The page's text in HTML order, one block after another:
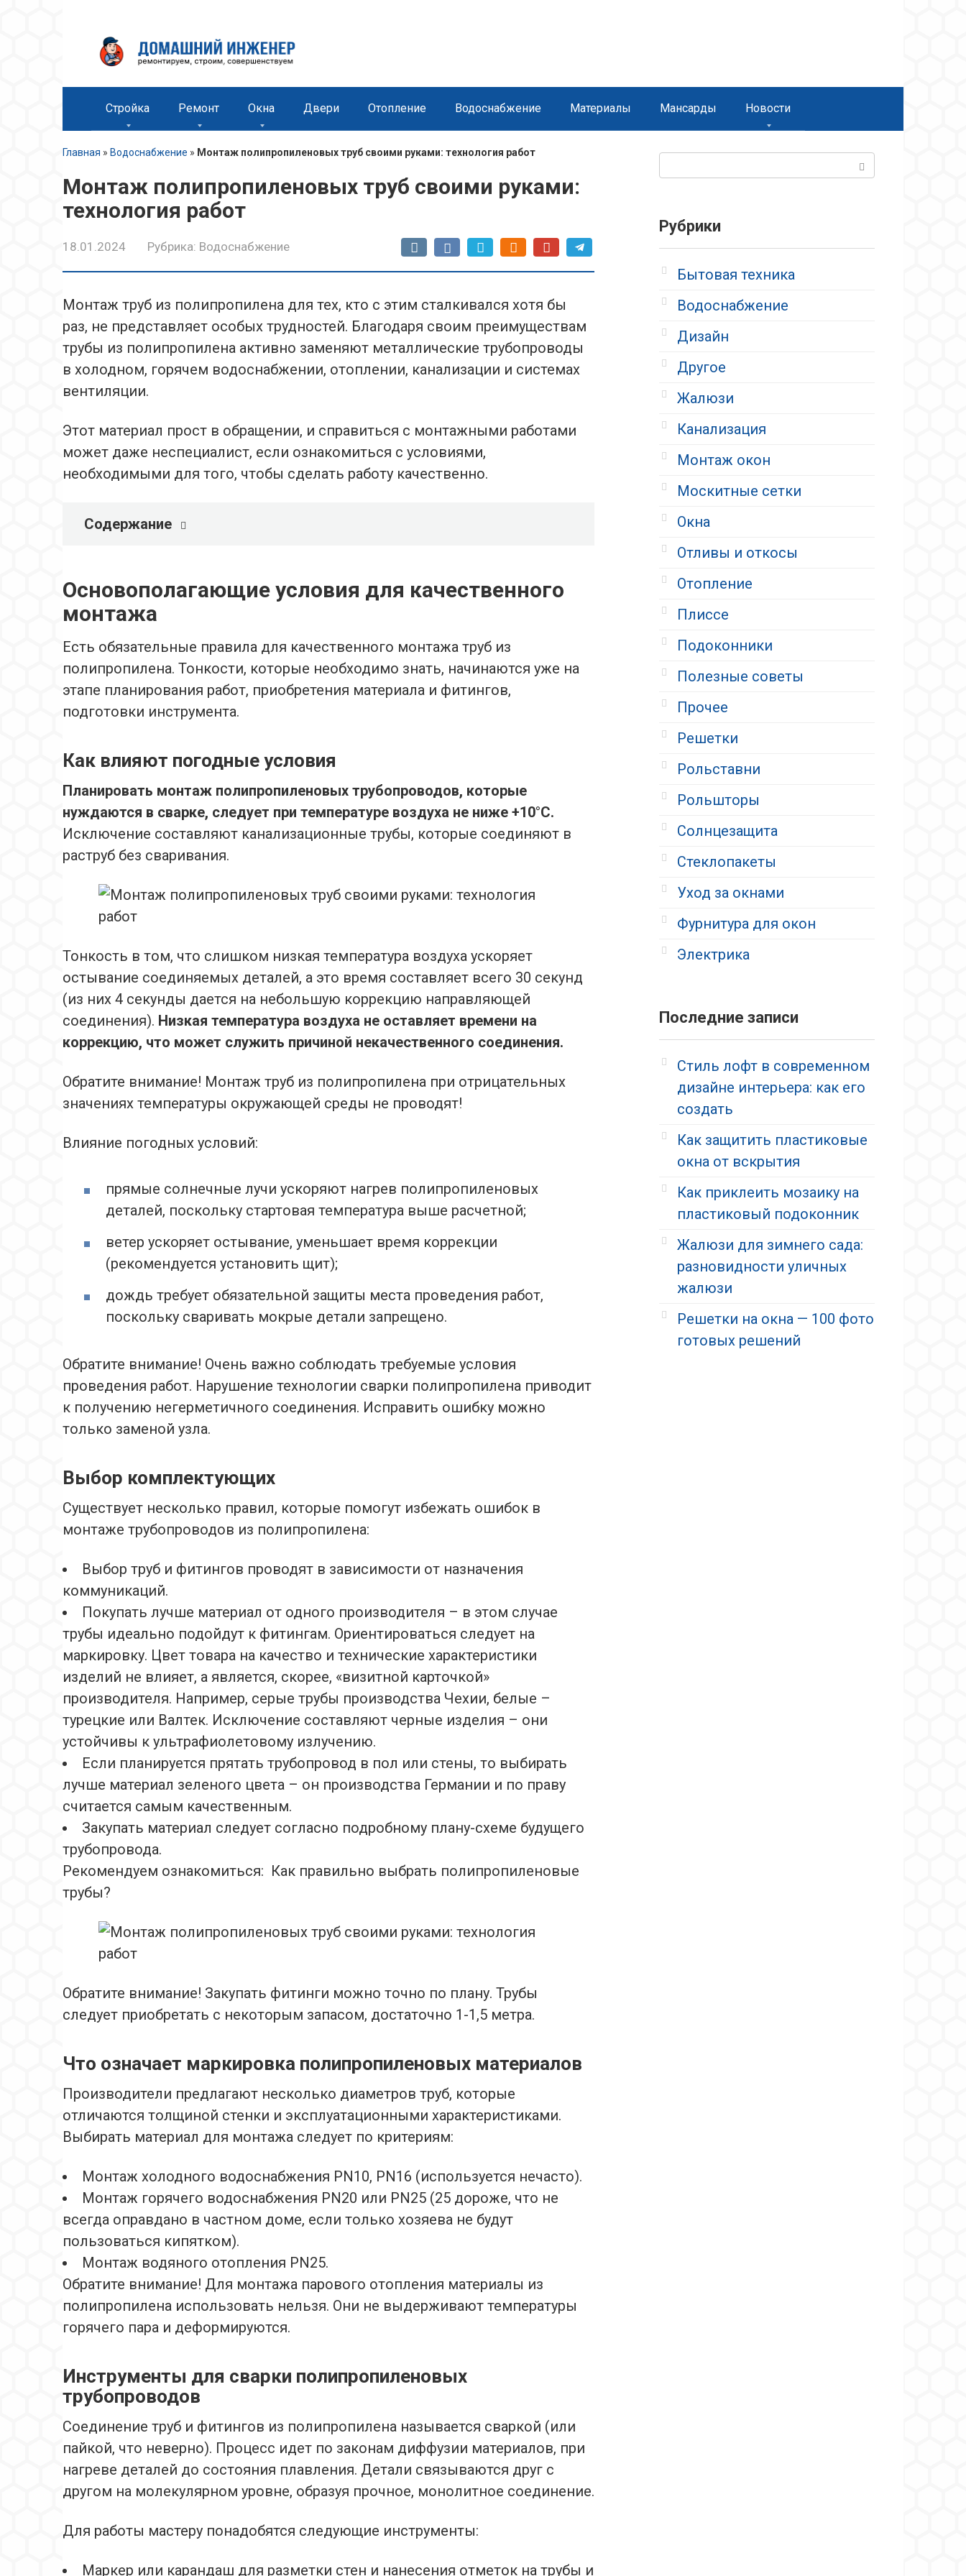
Стройка Ремонт Окна Двери Отопление Водоснабжение Материалы Мансарды Новости
Главная » Водоснабжение » Монтаж полипропиленовых труб своими руками: технология работ
Монтаж полипропиленовых труб своими руками:
технология работ
18.01.2024 Рубрика: Водоснабжение
Монтаж труб из полипропилена для тех, кто с этим сталкивался хотя бы
раз, не представляет особых трудностей. Благодаря своим преимуществам
трубы из полипропилена активно заменяют металлические трубопроводы
в холодном, горячем водоснабжении, отоплении, канализации и системах
вентиляции.
Этот материал прост в обращении, и справиться с монтажными работами
может даже неспециалист, если ознакомиться с условиями,
необходимыми для того, чтобы сделать работу качественно.
Содержание
Основополагающие условия для качественного
монтажа
Есть обязательные правила для качественного монтажа труб из
полипропилена. Тонкости, которые необходимо знать, начинаются уже на
этапе планирования работ, приобретения материала и фитингов,
подготовки инструмента.
Как влияют погодные условия
Планировать монтаж полипропиленовых трубопроводов, которые
нуждаются в сварке, следует при температуре воздуха не ниже +10°C.
Исключение составляют канализационные трубы, которые соединяют в
раструб без сваривания.
Тонкость в том, что слишком низкая температура воздуха ускоряет
остывание соединяемых деталей, а это время составляет всего 30 секунд
(из них 4 секунды дается на небольшую коррекцию направляющей
соединения). Низкая температура воздуха не оставляет времени на
коррекцию, что может служить причиной некачественного соединения.
Обратите внимание! Монтаж труб из полипропилена при отрицательных
значениях температуры окружающей среды не проводят!
Влияние погодных условий:
прямые солнечные лучи ускоряют нагрев полипропиленовых
деталей, поскольку стартовая температура выше расчетной;
ветер ускоряет остывание, уменьшает время коррекции
(рекомендуется установить щит);
дождь требует обязательной защиты места проведения работ,
поскольку сваривать мокрые детали запрещено.
Обратите внимание! Очень важно соблюдать требуемые условия
проведения работ. Нарушение технологии сварки полипропилена приводит
к получению негерметичного соединения. Исправить ошибку можно
только заменой узла.
Выбор комплектующих
Существует несколько правил, которые помогут избежать ошибок в
монтаже трубопроводов из полипропилена:
Выбор труб и фитингов проводят в зависимости от назначения
коммуникаций.
Покупать лучше материал от одного производителя – в этом случае
трубы идеально подойдут к фитингам. Ориентироваться следует на
маркировку. Цвет товара на качество и технические характеристики
изделий не влияет, а является, скорее, «визитной карточкой»
производителя. Например, серые трубы производства Чехии, белые –
турецкие или Валтек. Исключение составляют черные изделия – они
устойчивы к ультрафиолетовому излучению.
Если планируется прятать трубопровод в пол или стены, то выбирать
лучше материал зеленого цвета – он производства Германии и по праву
считается самым качественным.
Закупать материал следует согласно подробному плану-схеме будущего
трубопровода.
Рекомендуем ознакомиться: Как правильно выбрать полипропиленовые
трубы?
Обратите внимание! Закупать фитинги можно точно по плану. Трубы
следует приобретать с некоторым запасом, достаточно 1-1,5 метра.
Что означает маркировка полипропиленовых материалов
Производители предлагают несколько диаметров труб, которые
отличаются толщиной стенки и эксплуатационными характеристиками.
Выбирать материал для монтажа следует по критериям:
Монтаж холодного водоснабжения PN10, PN16 (используется нечасто).
Монтаж горячего водоснабжения PN20 или PN25 (25 дороже, что не
всегда оправдано в частном доме, если только хозяева не будут
пользоваться кипятком).
Монтаж водяного отопления PN25.
Обратите внимание! Для монтажа парового отопления материалы из
полипропилена использовать нельзя. Они не выдерживают температуры
горячего пара и деформируются.
Инструменты для сварки полипропиленовых
трубопроводов
Соединение труб и фитингов из полипропилена называется сваркой (или
пайкой, что неверно). Процесс идет по законам диффузии материалов, при
нагреве деталей до состояния плавления. Детали связываются друг с
другом на молекулярном уровне, образуя прочное, монолитное соединение.
Для работы мастеру понадобятся следующие инструменты:
Маркер или карандаш для разметки стен и нанесения отметок на трубы и
Рубрики
Бытовая техника
Водоснабжение
Дизайн
Другое
Жалюзи
Канализация
Монтаж окон
Москитные сетки
Окна
Отливы и откосы
Отопление
Плиссе
Подоконники
Полезные советы
Прочее
Решетки
Рольставни
Рольшторы
Солнцезащита
Стеклопакеты
Уход за окнами
Фурнитура для окон
Электрика
Последние записи
Стиль лофт в современном
дизайне интерьера: как его
создать
Как защитить пластиковые
окна от вскрытия
Как приклеить мозаику на
пластиковый подоконник
Жалюзи для зимнего сада:
разновидности уличных
жалюзи
Решетки на окна — 100 фото
готовых решений